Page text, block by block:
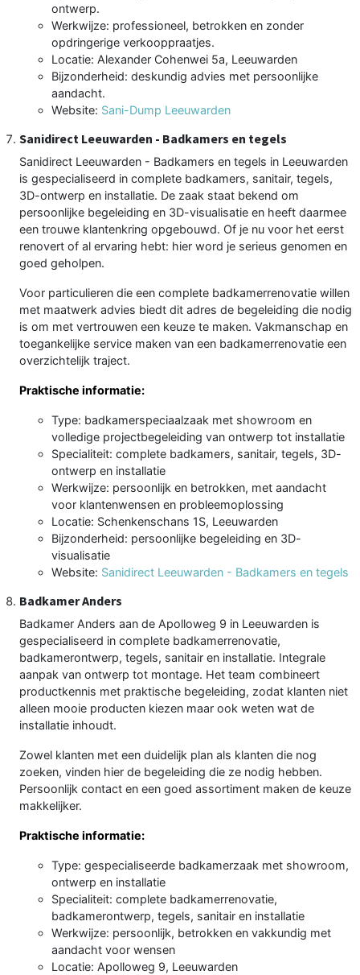
ontwerp.
Werkwijze: professioneel, betrokken en zonder
opdringerige verkooppraatjes.
Locatie: Alexander Cohenwei 5a, Leeuwarden
Bijzonderheid: deskundig advies met persoonlijke
aandacht.
Website: Sani-Dump Leeuwarden
Sanidirect Leeuwarden - Badkamers en tegels
Sanidirect Leeuwarden - Badkamers en tegels in Leeuwarden
is gespecialiseerd in complete badkamers, sanitair, tegels,
3D-ontwerp en installatie. De zaak staat bekend om
persoonlijke begeleiding en 3D-visualisatie en heeft daarmee
een trouwe klantenkring opgebouwd. Of je nu voor het eerst
renovert of al ervaring hebt: hier word je serieus genomen en
goed geholpen.
Voor particulieren die een complete badkamerrenovatie willen
met maatwerk advies biedt dit adres de begeleiding die nodig
is om met vertrouwen een keuze te maken. Vakmanschap en
toegankelijke service maken van een badkamerrenovatie een
overzichtelijk traject.
Praktische informatie:
Type: badkamerspeciaalzaak met showroom en
volledige projectbegeleiding van ontwerp tot installatie
Specialiteit: complete badkamers, sanitair, tegels, 3D-
ontwerp en installatie
Werkwijze: persoonlijk en betrokken, met aandacht
voor klantenwensen en probleemoplossing
Locatie: Schenkenschans 1S, Leeuwarden
Bijzonderheid: persoonlijke begeleiding en 3D-
visualisatie
Website: Sanidirect Leeuwarden - Badkamers en tegels
Badkamer Anders
Badkamer Anders aan de Apolloweg 9 in Leeuwarden is
gespecialiseerd in complete badkamerrenovatie,
badkamerontwerp, tegels, sanitair en installatie. Integrale
aanpak van ontwerp tot montage. Het team combineert
productkennis met praktische begeleiding, zodat klanten niet
alleen mooie producten kiezen maar ook weten wat de
installatie inhoudt.
Zowel klanten met een duidelijk plan als klanten die nog
zoeken, vinden hier de begeleiding die ze nodig hebben.
Persoonlijk contact en een goed assortiment maken de keuze
makkelijker.
Praktische informatie:
Type: gespecialiseerde badkamerzaak met showroom,
ontwerp en installatie
Specialiteit: complete badkamerrenovatie,
badkamerontwerp, tegels, sanitair en installatie
Werkwijze: persoonlijk, betrokken en vakkundig met
aandacht voor wensen
Locatie: Apolloweg 9, Leeuwarden